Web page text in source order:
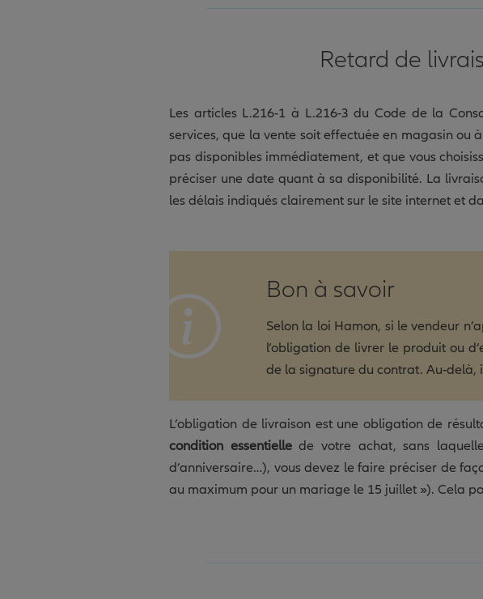
Retard de
Les articles L.216-1 à L.216-3 du Code de la
services, que la vente soit effectuée en magasin ou
pas disponibles immédiatement, et que vous
préciser une date quant à sa disponibilité. La
les délais indiqués clairement sur le site internet et
Bon à savoir
Selon la loi Hamon, si le vendeur
l’obligation de livrer le produit ou
de la signature du contrat. Au-delà,
L’obligation de livraison est une obligation de
condition essentiellede votre achat, sans
d’anniversaire…), vous devez le faire préciser de
au maximum pour un mariage le 15 juillet »). Cela